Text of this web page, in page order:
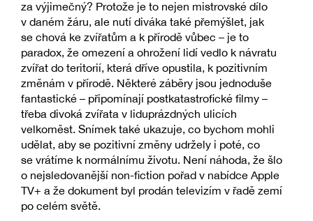
za výjimečný? Protože je to nejen mistrovské dílo
v daném žáru, ale nutí diváka také přemýšlet, jak
se chová ke zvířatům a k přírodě vůbec – je to
paradox, že omezení a ohrožení lidí vedlo k návratu
zvířat do teritorií, která dříve opustila, k pozitivním
změnám v přírodě. Některé záběry jsou jednoduše
fantastické – připomínají postkatastrofické filmy –
třeba divoká zvířata v liduprázdných ulicích
velkoměst. Snímek také ukazuje, co bychom mohli
udělat, aby se pozitivní změny udržely i poté, co
se vrátíme k normálnímu životu. Není náhoda, že šlo
o nejsledovanější non-fiction pořad v nabídce Apple
TV+ a že dokument byl prodán televizím v řadě zemí
po celém světě.